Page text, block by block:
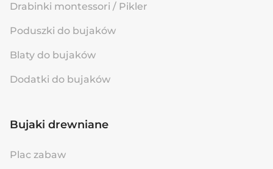
Drabinki montessori / Pikler
Poduszki do bujaków
Blaty do bujaków
Dodatki do bujaków
Bujaki drewniane
Plac zabaw